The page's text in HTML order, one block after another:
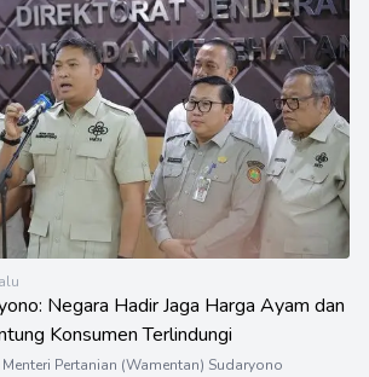
Negara Hadir Jaga Harga Ayam dan
Konsumen Terlindungi
Pertanian (Wamentan) Sudaryono